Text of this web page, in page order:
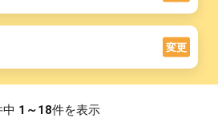
変更
中 1～18件を表示